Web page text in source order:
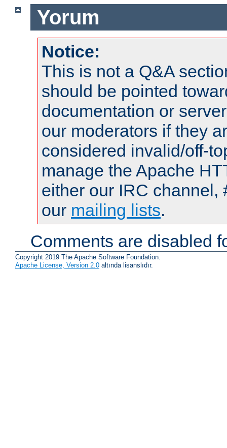
Yorum
Notice:
This is not a Q&A
should be pointed
documentation or
our moderators if they
considered invalid/off-
manage the Apache
either our IRC channel,
our mailing lists.
Comments are disabled
Copyright 2019 The Apache Software Foundation.
Apache License, Version 2.0 altında lisanslıdır.